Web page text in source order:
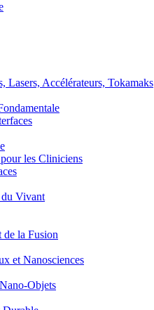
Accélérateurs, Tokamaks
les Cliniciens
Vivant
la Fusion
et Nanosciences
Objets